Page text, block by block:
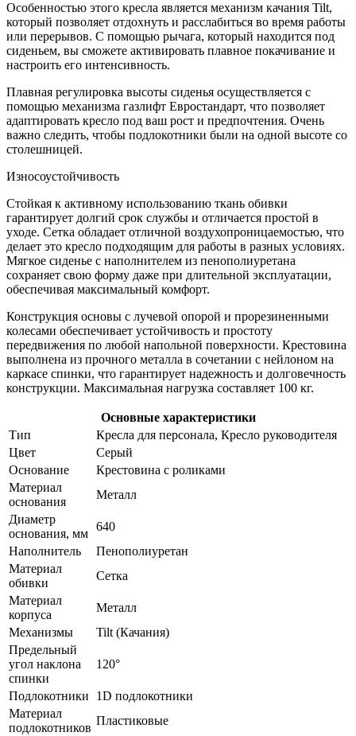
Особенностью этого кресла является механизм качания Tilt,
который позволяет отдохнуть и расслабиться во время работы
или перерывов. С помощью рычага, который находится под
сиденьем, вы сможете активировать плавное покачивание и
настроить его интенсивность.
Плавная регулировка высоты сиденья осуществляется с
помощью механизма газлифт Евростандарт, что позволяет
адаптировать кресло под ваш рост и предпочтения. Очень
важно следить, чтобы подлокотники были на одной высоте со
столешницей.
Износоустойчивость
Стойкая к активному использованию ткань обивки
гарантирует долгий срок службы и отличается простой в
уходе. Сетка обладает отличной воздухопроницаемостью, что
делает это кресло подходящим для работы в разных условиях.
Мягкое сиденье с наполнителем из пенополиуретана
сохраняет свою форму даже при длительной эксплуатации,
обеспечивая максимальный комфорт.
Конструкция основы с лучевой опорой и прорезиненными
колесами обеспечивает устойчивость и простоту
передвижения по любой напольной поверхности. Крестовина
выполнена из прочного металла в сочетании с нейлоном на
каркасе спинки, что гарантирует надежность и долговечность
конструкции. Максимальная нагрузка составляет 100 кг.
Основные характеристики
Тип
Кресла для персонала, Кресло руководителя
Цвет
Серый
Основание
Крестовина с роликами
Материал
основания
Металл
Диаметр
основания, мм
640
Наполнитель
Пенополиуретан
Материал
обивки
Сетка
Материал
корпуса
Металл
Механизмы
Tilt (Качания)
Предельный
угол наклона
спинки
120°
Подлокотники
1D подлокотники
Материал
подлокотников
Пластиковые